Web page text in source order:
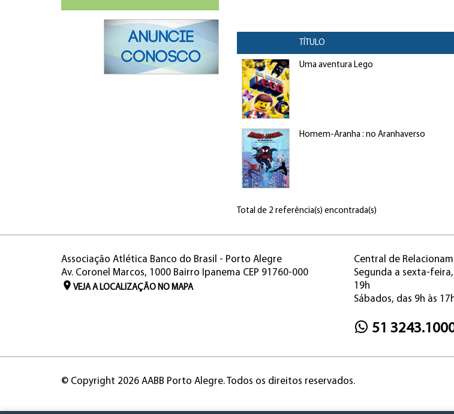
TÍTULO
Uma aventura Lego
Homem-Aranha : no Aranhaverso
Total de 2 referência(s) encontrada(s)
Associação Atlética Banco do Brasil - Porto Alegre
Av. Coronel Marcos, 1000 Bairro Ipanema CEP 91760-000
VEJA A LOCALIZAÇÃO NO MAPA
Central de
Segunda a sexta-
19h
Sábados, das 9h às
51
© Copyright 2026 AABB Porto Alegre. Todos os direitos reservados.